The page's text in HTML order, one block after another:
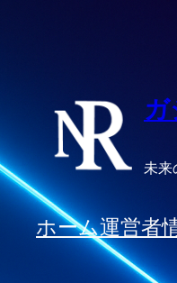
ッ
プ
未来
ホーム運営者